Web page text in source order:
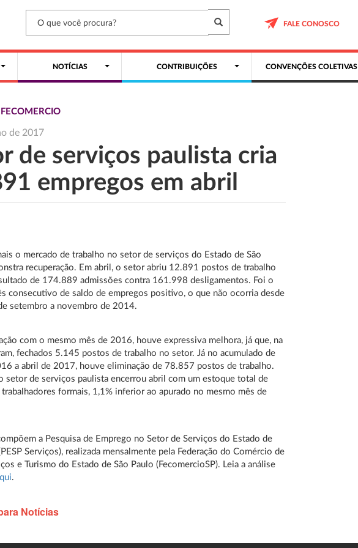
FALE CONOSCO
NOTÍCIAS CONTRIBUIÇÕES CONVENÇÕES COLETIVAS
de 2017
de serviços paulista cria
empregos em abril
o mercado de trabalho no setor de serviços do Estado de São
recuperação. Em abril, o setor abriu 12.891 postos de trabalho
de 174.889 admissões contra 161.998 desligamentos. Foi o
consecutivo de saldo de empregos positivo, o que não ocorria desde
setembro a novembro de 2014.
com o mesmo mês de 2016, houve expressiva melhora, já que, na
fechados 5.145 postos de trabalho no setor. Já no acumulado de
a abril de 2017, houve eliminação de 78.857 postos de trabalho.
setor de serviços paulista encerrou abril com um estoque total de
formais, 1,1% inferior ao apurado no mesmo mês de
a Pesquisa de Emprego no Setor de Serviços do Estado de
Serviços), realizada mensalmente pela Federação do Comércio de
e Turismo do Estado de São Paulo (FecomercioSP). Leia a análise
.
Notícias